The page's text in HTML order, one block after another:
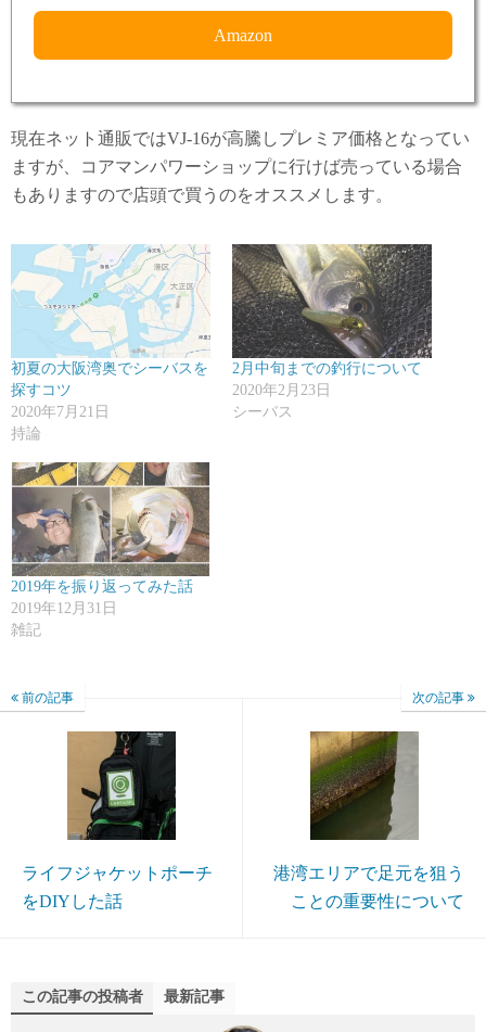
Amazon
現在ネット通販ではVJ-16が高騰しプレミア価格となってい
ますが、コアマンパワーショップに行けば売っている場合
もありますので店頭で買うのをオススメします。
初夏の大阪湾奥でシーバスを
探すコツ
2020年7月21日
持論
2月中旬までの釣行について
2020年2月23日
シーバス
2019年を振り返ってみた話
2019年12月31日
雑記
前の記事
ライフジャケットポーチ
をDIYした話
次の記事
港湾エリアで足元を狙う
ことの重要性について
この記事の投稿者 最新記事